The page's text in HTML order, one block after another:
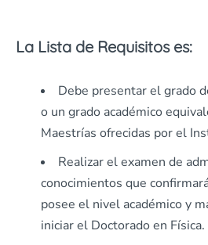
La Lista de Requisitos es:
Debe presentar el grado
o un grado académico
Maestrías ofrecidas por el
Realizar el examen de
conocimientos que
posee el nivel académico y
iniciar el Doctorado en Física.